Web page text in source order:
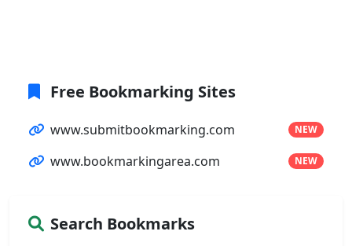
Free Bookmarking Sites
www.submitbookmarking.com NEW
www.bookmarkingarea.com NEW
Search Bookmarks